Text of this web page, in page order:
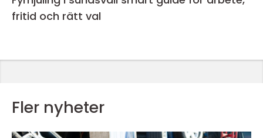
fritid och rätt val
Fler nyheter